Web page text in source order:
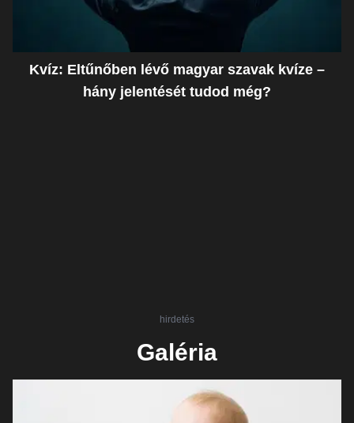
Kvíz: Eltűnőben lévő magyar szavak kvíze –
hány jelentését tudod még?
hirdetés
Galéria